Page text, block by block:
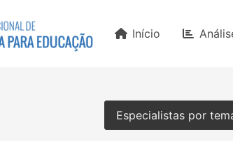
Início
Especialistas por